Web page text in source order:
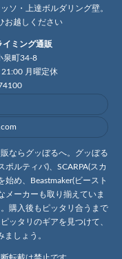
ソ・上達ボルダリング壁。
お越しください
イミング通販
泉町34-8
月曜定休
ならグッぼるへ。グッぼる
ポルティバ)、SCARPA(スカ
始め、Beastmaker(ビースト
メーカーも取り揃えていま
購入後もピッタリ合うまで
ッタリのギアを見つけて、
しょう。